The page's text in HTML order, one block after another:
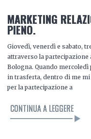
MARKETING
PIENO.
Giovedì, venerdì e sabato,
attraverso la partecipazione
Bologna. Quando
in trasferta, dentro di me mi
per la partecipazione a
CONTINUA A LEGGERE